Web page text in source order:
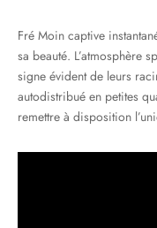
Fré Moin captive
sa beauté. L’atmosphère
signe évident de leurs
autodistribué en petites
remettre à disposition